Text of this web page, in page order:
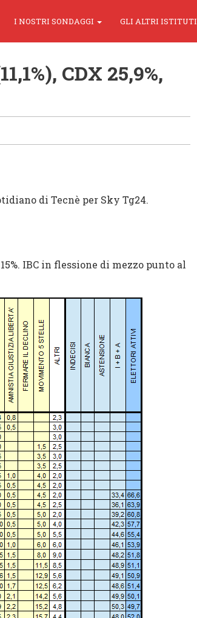
I NOSTRI SONDAGGI GLI ALTRI ISTITUTI
CDX 25,9%,
di Tecnè per Sky Tg24.
IBC in flessione di mezzo punto al